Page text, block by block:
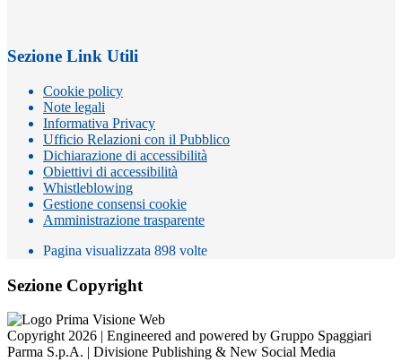
Sezione Link Utili
Cookie policy
Note legali
Informativa Privacy
Ufficio Relazioni con il Pubblico
Dichiarazione di accessibilità
Obiettivi di accessibilità
Whistleblowing
Gestione consensi cookie
Amministrazione trasparente
Pagina visualizzata 898 volte
Sezione Copyright
Copyright 2026 | Engineered and powered by Gruppo Spaggiari
Parma S.p.A. | Divisione Publishing & New Social Media